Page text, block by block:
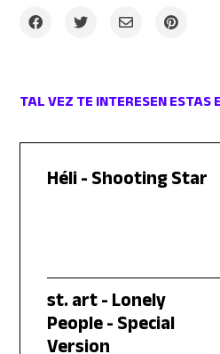
TAL VEZ TE INTERESEN ESTAS
Héli - Shooting Star
st. art - Lonely
People - Special